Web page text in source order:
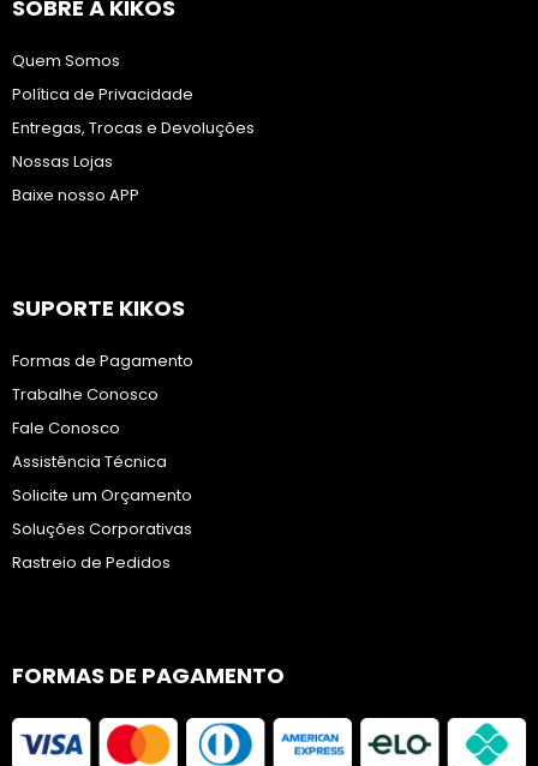
SOBRE A KIKOS
Quem Somos
Política de Privacidade
Entregas, Trocas e Devoluções
Nossas Lojas
Baixe nosso APP
SUPORTE KIKOS
Formas de Pagamento
Trabalhe Conosco
Fale Conosco
Assistência Técnica
Solicite um Orçamento
Soluções Corporativas
Rastreio de Pedidos
FORMAS DE PAGAMENTO